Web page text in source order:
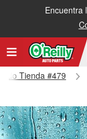
Encuentra
Tienda #479